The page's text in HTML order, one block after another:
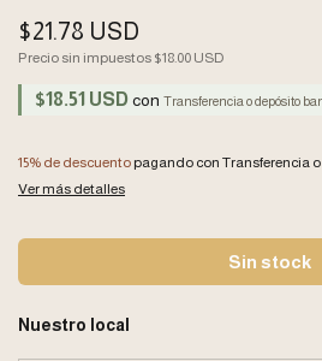
$21.78 USD
Precio sin impuestos $18.00 USD
$18.51 USD con Transferencia o depósito
15% de descuento pagando con Transferencia
Ver más detalles
Nuestro local